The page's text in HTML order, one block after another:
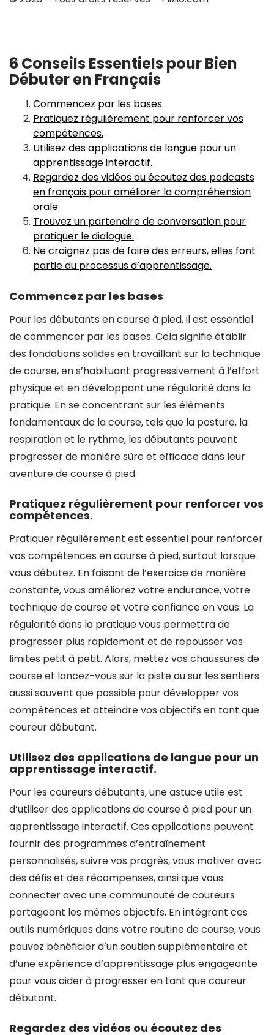
6 Conseils Essentiels pour Bien
Débuter en Français
Commencez par les bases
Pratiquez régulièrement pour renforcer vos
compétences.
Utilisez des applications de langue pour un
apprentissage interactif.
Regardez des vidéos ou écoutez des podcasts
en français pour améliorer la compréhension
orale.
Trouvez un partenaire de conversation pour
pratiquer le dialogue.
Ne craignez pas de faire des erreurs, elles font
partie du processus d’apprentissage.
Commencez par les bases
Pour les débutants en course à pied, il est essentiel
de commencer par les bases. Cela signifie établir
des fondations solides en travaillant sur la technique
de course, en s’habituant progressivement à l’effort
physique et en développant une régularité dans la
pratique. En se concentrant sur les éléments
fondamentaux de la course, tels que la posture, la
respiration et le rythme, les débutants peuvent
progresser de manière sûre et efficace dans leur
aventure de course à pied.
Pratiquez régulièrement pour renforcer vos
compétences.
Pratiquer régulièrement est essentiel pour renforcer
vos compétences en course à pied, surtout lorsque
vous débutez. En faisant de l’exercice de manière
constante, vous améliorez votre endurance, votre
technique de course et votre confiance en vous. La
régularité dans la pratique vous permettra de
progresser plus rapidement et de repousser vos
limites petit à petit. Alors, mettez vos chaussures de
course et lancez-vous sur la piste ou sur les sentiers
aussi souvent que possible pour développer vos
compétences et atteindre vos objectifs en tant que
coureur débutant.
Utilisez des applications de langue pour un
apprentissage interactif.
Pour les coureurs débutants, une astuce utile est
d’utiliser des applications de course à pied pour un
apprentissage interactif. Ces applications peuvent
fournir des programmes d’entraînement
personnalisés, suivre vos progrès, vous motiver avec
des défis et des récompenses, ainsi que vous
connecter avec une communauté de coureurs
partageant les mêmes objectifs. En intégrant ces
outils numériques dans votre routine de course, vous
pouvez bénéficier d’un soutien supplémentaire et
d’une expérience d’apprentissage plus engageante
pour vous aider à progresser en tant que coureur
débutant.
Regardez des vidéos ou écoutez des